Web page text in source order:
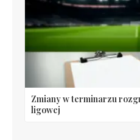
Zmiany w terminarzu
ligowej